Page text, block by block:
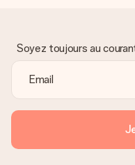
Soyez toujours au